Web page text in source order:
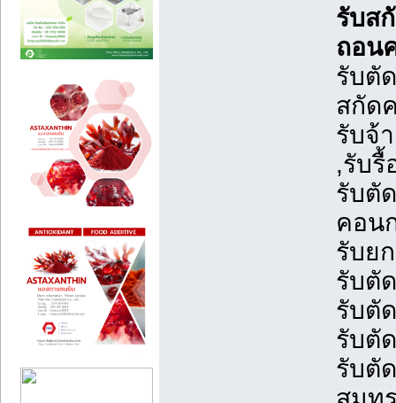
รับส
ถอน
รับตั
สกัด
รับจ้
,รับ
รับตั
คอน
รับย
รับตั
รับตั
รับตั
รับตั